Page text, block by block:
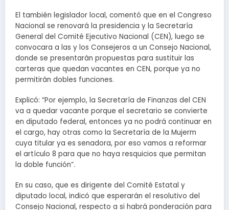
El también legislador local, comentó que en el Congreso
Nacional se renovará la presidencia y la Secretaría
General del Comité Ejecutivo Nacional (CEN), luego se
convocara a las y los Consejeros a un Consejo Nacional,
donde se presentarán propuestas para sustituir las
carteras que quedan vacantes en CEN, porque ya no
permitirán dobles funciones.
Explicó: “Por ejemplo, la Secretaría de Finanzas del CEN
va a quedar vacante porque el secretario se convierte
en diputado federal, entonces ya no podrá continuar en
el cargo, hay otras como la Secretaría de la Mujerm
cuya titular ya es senadora, por eso vamos a reformar
el artículo 8 para que no haya resquicios que permitan
la doble función”.
En su caso, que es dirigente del Comité Estatal y
diputado local, indicó que esperarán el resolutivo del
Consejo Nacional, respecto a si habrá ponderación para